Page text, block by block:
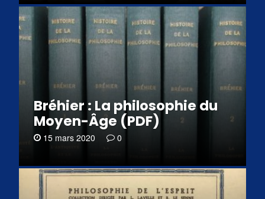
Bréhier : La philosophie du
Moyen-Âge (PDF)
15 mars 2020 0